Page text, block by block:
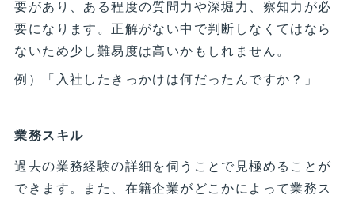
要があり、ある程度の質問力や深堀力、察知力が必
要になります。正解がない中で判断しなくてはなら
ないため少し難易度は高いかもしれません。
例）「入社したきっかけは何だったんですか？」
業務スキル
過去の業務経験の詳細を伺うことで見極めることが
できます。また、在籍企業がどこかによって業務ス